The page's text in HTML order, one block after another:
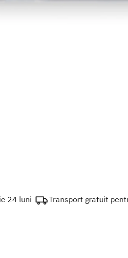
24 luni Transport gratuit